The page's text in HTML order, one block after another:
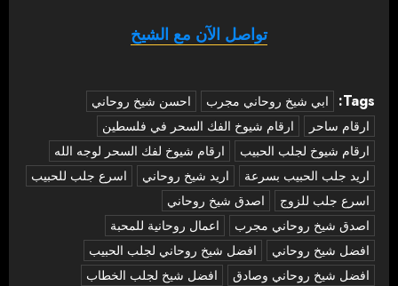
تواصل الآن مع الشيخ
Tags: ‏ابي شيخ روحاني مجرب
احسن شيخ روحاني
ارقام ساحر
ارقام شيوخ الفك السحر في فلسطين
ارقام شيوخ لجلب الحبيب
ارقام شيوخ لفك السحر لوجه الله
اريد جلب الحبيب بسرعة
اريد شيخ روحاني
اسرع جلب للحبيب
اسرع جلب للزوج
اصدق شيخ روحاني
اصدق شيخ روحاني مجرب
اعمال روحانية للمحبة
افضل شيخ روحاني
افضل شيخ روحاني لجلب الحبيب
افضل شيخ روحاني وصادق
افضل شيخ لجلب الخطاب